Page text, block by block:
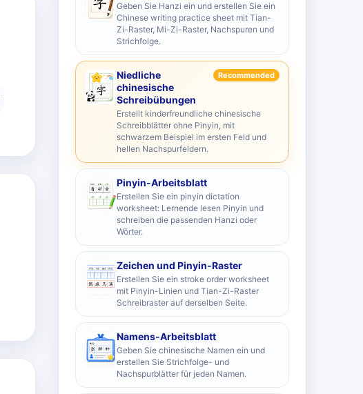
Geben Sie Hanzi ein und erstellen Sie ein
Chinese writing practice sheet mit Tian-
Zi-Raster, Mi-Zi-Raster, Nachspuren und
Strichfolge.
Niedliche
chinesische
Schreibübungen
Recommended
Erstellt kinderfreundliche chinesische
Schreibblätter ohne Pinyin, mit
schwarzem Beispiel im ersten Feld und
hellen Nachspurfeldern.
Pinyin-Arbeitsblatt
Erstellen Sie ein pinyin dictation
worksheet: Lernende lesen Pinyin und
schreiben die passenden Hanzi oder
Wörter.
Zeichen und Pinyin-Raster
Erstellen Sie ein stroke order worksheet
mit Pinyin-Linien und Tian-Zi-Raster
Schreibraster auf derselben Seite.
Namens-Arbeitsblatt
Geben Sie chinesische Namen ein und
erstellen Sie Strichfolge- und
Nachspurblätter für jeden Namen.